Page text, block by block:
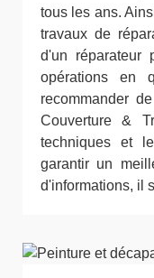
tous les ans.
travaux de
d'un réparateur
opérations en
recommander
Couverture &
techniques et
garantir un
d'informations, il